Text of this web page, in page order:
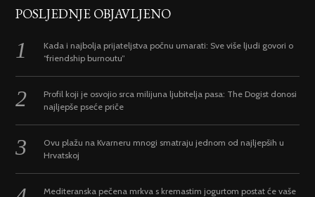
POSLJEDNJE OBJAVLJENO
Kada i najbolja prijateljstva počnu umarati: Sve više ljudi govori o
“friendship burnoutu”
Profil koji je osvojio srca milijuna ljubitelja pasa: The Dogist donosi
najljepše pseće priče
Ovu plažu na Kvarneru mnogi smatraju jednom od najljepših u
Hrvatskoj
Mediteranska pečena mrkva s kremastim jogurtom postat će vaše